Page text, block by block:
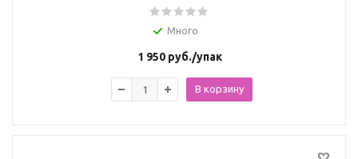
Много
1 950руб./упак
В корзину